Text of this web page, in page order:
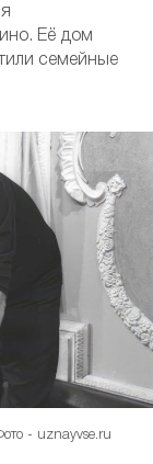
Её дом
семейные
- uznayvse.ru